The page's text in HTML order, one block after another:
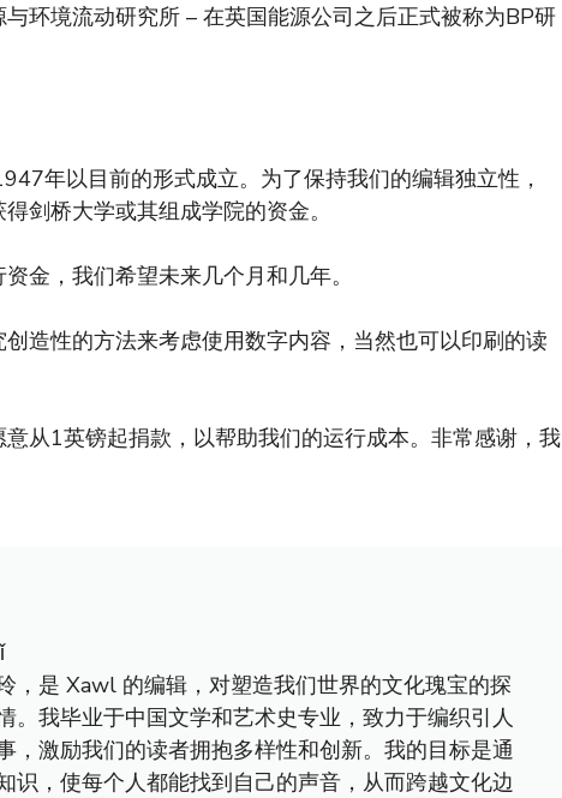
环境流动研究所 – 在英国能源公司之后正式被称为BP研
年以目前的形式成立。为了保持我们的编辑独立性，
剑桥大学或其组成学院的资金。
金，我们希望未来几个月和几年。
造性的方法来考虑使用数字内容，当然也可以印刷的读
从1英镑起捐款，以帮助我们的运行成本。非常感谢，我
，是 Xawl 的编辑，对塑造我们世界的文化瑰宝的探
。我毕业于中国文学和艺术史专业，致力于编织引人
，激励我们的读者拥抱多样性和创新。我的目标是通
识，使每个人都能找到自己的声音，从而跨越文化边